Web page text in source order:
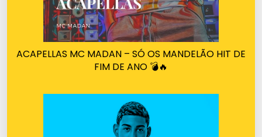
ACAPELLAS MC MADAN – SÓ OS MANDELÃO HIT DE
FIM DE ANO 💣🔥